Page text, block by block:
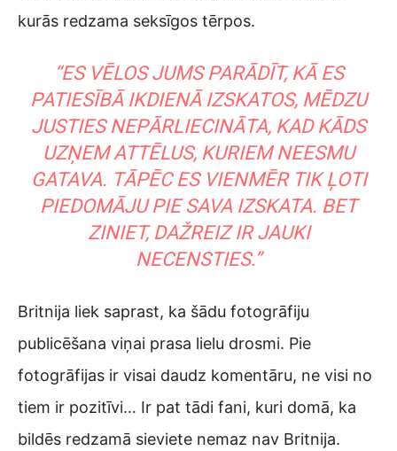
kurās redzama seksīgos tērpos.
“ES VĒLOS JUMS PARĀDĪT, KĀ ES
PATIESĪBĀ IKDIENĀ IZSKATOS, MĒDZU
JUSTIES NEPĀRLIECINĀTA, KAD KĀDS
UZŅEM ATTĒLUS, KURIEM NEESMU
GATAVA. TĀPĒC ES VIENMĒR TIK ĻOTI
PIEDOMĀJU PIE SAVA IZSKATA. BET
ZINIET, DAŽREIZ IR JAUKI
NECENSTIES.”
Britnija liek saprast, ka šādu fotogrāfiju
publicēšana viņai prasa lielu drosmi. Pie
fotogrāfijas ir visai daudz komentāru, ne visi no
tiem ir pozitīvi… Ir pat tādi fani, kuri domā, ka
bildēs redzamā sieviete nemaz nav Britnija.